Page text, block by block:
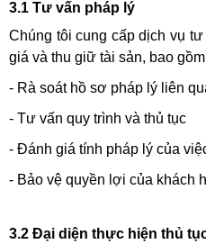
3.1 Tư vấn pháp lý
Chúng tôi cung cấp dịch vụ
giá và thu giữ tài sản, bao
- Rà soát hồ sơ pháp lý liên
- Tư vấn quy trình và thủ tục
- Đánh giá tính pháp lý của
- Bảo vệ quyền lợi của khách
3.2 Đại diện thực hiện thủ